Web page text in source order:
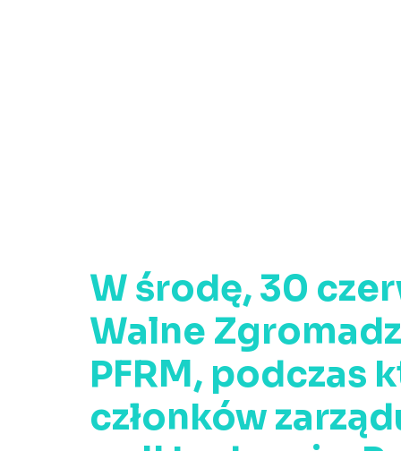
W środę, 30
Walne
PFRM, podczas
członków